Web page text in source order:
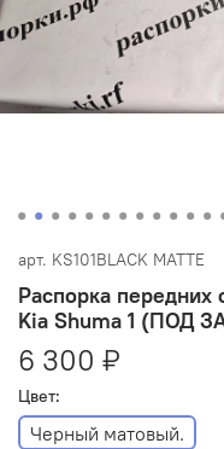
арт. KS101BLACK MATTE
Распорка передних
Kia Shuma 1 (ПОД
6 300 ₽
Цвет:
Черный матовый.